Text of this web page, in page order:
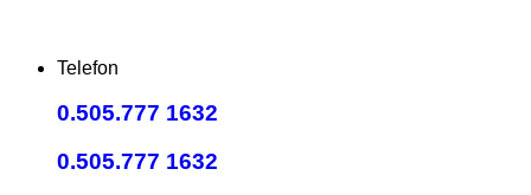
Telefon
0.505.777 1632
0.505.777 1632